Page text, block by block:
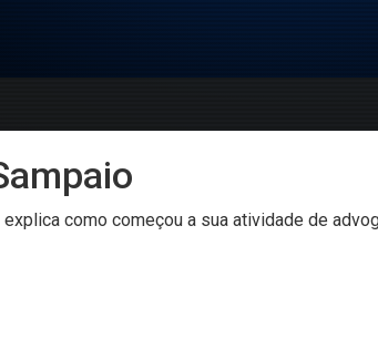
como começou a sua atividade de